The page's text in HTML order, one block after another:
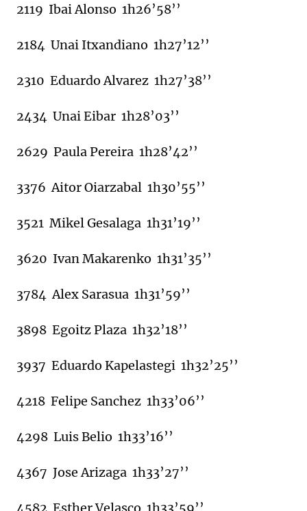
2119 Ibai Alonso 1h26’58’’
2184 Unai Itxandiano 1h27’12’’
2310 Eduardo Alvarez 1h27’38’’
2434 Unai Eibar 1h28’03’’
2629 Paula Pereira 1h28’42’’
3376 Aitor Oiarzabal 1h30’55’’
3521 Mikel Gesalaga 1h31’19’’
3620 Ivan Makarenko 1h31’35’’
3784 Alex Sarasua 1h31’59’’
3898 Egoitz Plaza 1h32’18’’
3937 Eduardo Kapelastegi 1h32’25’’
4218 Felipe Sanchez 1h33’06’’
4298 Luis Belio 1h33’16’’
4367 Jose Arizaga 1h33’27’’